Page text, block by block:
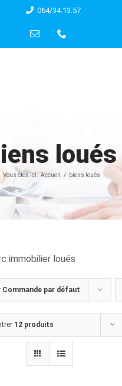
064/34.13.57
Email
loués
Vous êtes ici: Accueil biens loués
immobilier loués
Commande par défaut
12 produits